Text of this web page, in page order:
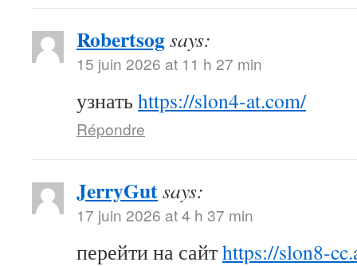
Robertsogsays:
15 juin 2026 at 11 h 27 min
узнать https://slon4-at.com/
Répondre
JerryGutsays:
17 juin 2026 at 4 h 37 min
перейти на сайтhttps://slon8-